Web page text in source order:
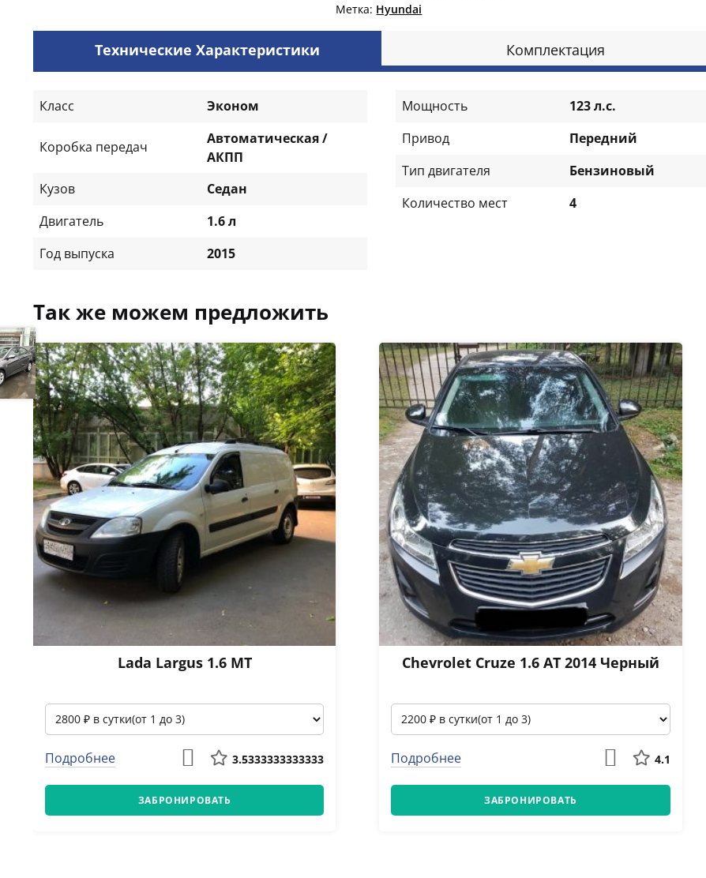
Метка: Нyundai
Технические Характеристики Комплектация
Класс Эконом
Коробка передач
Автоматическая /
АКПП
Кузов
Седан
Двигатель
1.6 л
Год выпуска
2015
Мощность
123 л.с.
Привод
Передний
Тип двигателя
Бензиновый
Количество мест
4
Так же можем предложить
Lada Largus 1.6 МТ
Подробнее 3.5333333333333
ЗАБРОНИРОВАТЬ
Chevrolet Cruze 1.6 АТ 2014 Черный
Подробнее 4.1
ЗАБРОНИРОВАТЬ